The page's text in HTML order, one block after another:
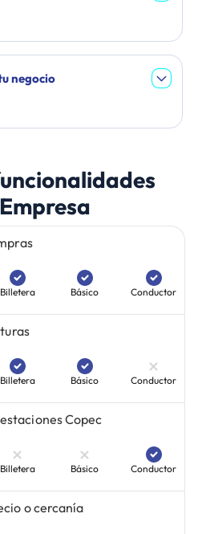
negocio
Billetera Básico Conductor
Billetera Básico Conductor
Copec
Billetera Básico Conductor
o cercanía